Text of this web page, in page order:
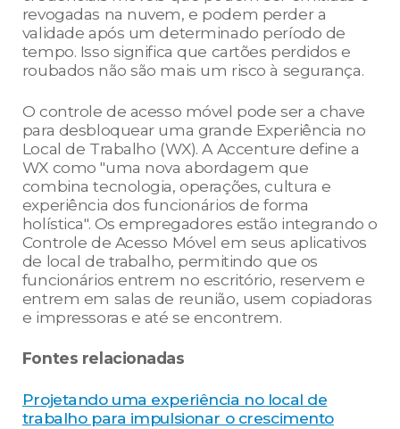
revogadas na nuvem, e podem perder a
validade após um determinado período de
tempo. Isso significa que cartões perdidos e
roubados não são mais um risco à segurança.
O controle de acesso móvel pode ser a chave
para desbloquear uma grande Experiência no
Local de Trabalho (WX). A Accenture define a
WX como "uma nova abordagem que
combina tecnologia, operações, cultura e
experiência dos funcionários de forma
holística". Os empregadores estão integrando o
Controle de Acesso Móvel em seus aplicativos
de local de trabalho, permitindo que os
funcionários entrem no escritório, reservem e
entrem em salas de reunião, usem copiadoras
e impressoras e até se encontrem.
Fontes relacionadas
Projetando uma experiência no local de
trabalho para impulsionar o crescimento